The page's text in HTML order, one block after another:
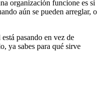
organización funcione es si
aún se pueden arreglar, o
pasando en vez de
ya sabes para qué sirve